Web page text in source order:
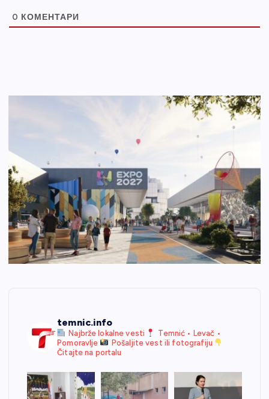
0 КОМЕНТАРИ
temnic.info
Najbrže lokalne vesti
Temnić • Levač •
Pomoravlje
Pošaljite vest ili fotografiju
Čitajte na portalu